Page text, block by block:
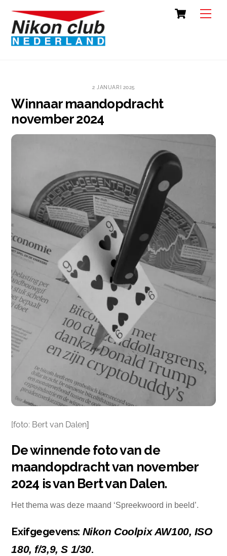
content
Cart
2 JANUARI 2025
Winnaar maandopdracht
november 2024
[foto: Bert van Dalen]
De winnende foto van de
maandopdracht van november
2024 is van Bert van Dalen.
Het thema was deze maand ‘Spreekwoord in beeld’.
Exifgegevens: Nikon Coolpix AW100, ISO
180, f/3,9, S 1/30.